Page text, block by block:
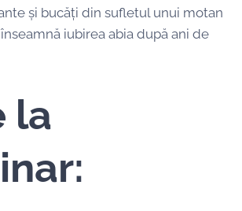
și bucăți din sufletul unui motan
iubirea abia după ani de
la